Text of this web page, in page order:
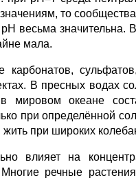
то
весьма
мала.
карбонатов,
В пресных водах
мировом океане
при определённой
при широких
влияет на
речные